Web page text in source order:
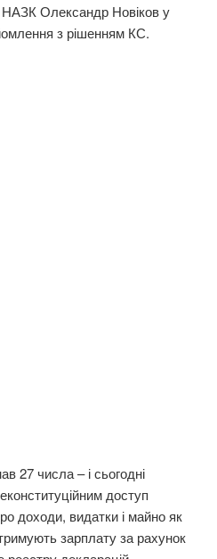
Олександр Новіков у
з рішенням КС.
27 числа – і сьогодні
доступ
доходи, видатки і майно як
зарплату за рахунок